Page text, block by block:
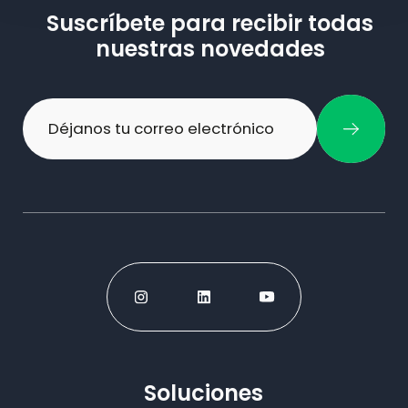
Suscríbete para recibir todas
nuestras novedades
Soluciones